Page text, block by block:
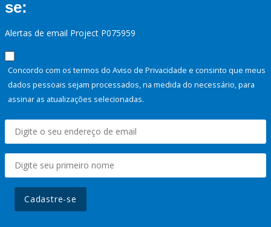
se:
Alertas de email Project P075959
Concordo com os termos do Aviso de Privacidade e consinto que meus
dados pessoais sejam processados, na medida do necessário, para
assinar as atualizações selecionadas.
Cadastre-se